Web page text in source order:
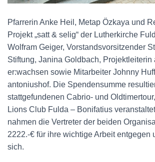
Pfarrerin Anke Heil, Metap Özkaya und
Projekt „satt & selig“ der Lutherkirche
Wolfram Geiger, Vorstandsvorsitzender
Stiftung, Janina Goldbach, Projektleiterin
er:wachsen sowie Mitarbeiter Johnny
antoniushof. Die Spendensumme
stattgefundenen Cabrio- und
Lions Club Fulda – Bonifatius
nahmen die Vertreter der beiden
2222.-€ für ihre wichtige Arbeit entgegen
sich.